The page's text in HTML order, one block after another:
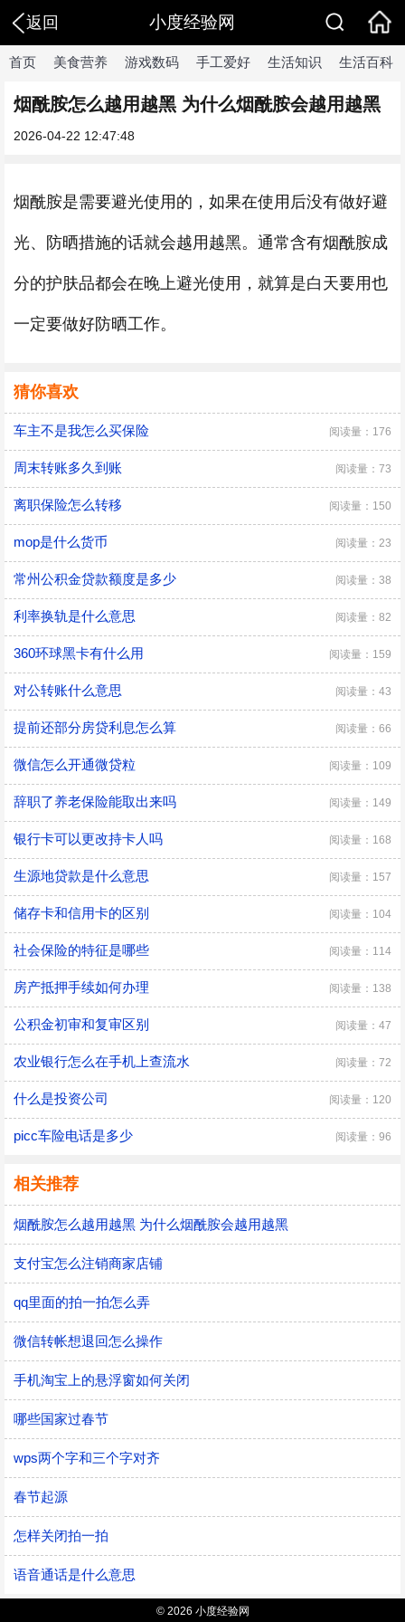
返回 小度经验网
首页 美食营养 游戏数码 手工爱好 生活知识 生活百科
烟酰胺怎么越用越黑 为什么烟酰胺会越用越黑
2026-04-22 12:47:48
烟酰胺是需要避光使用的，如果在使用后没有做好避
光、防晒措施的话就会越用越黑。通常含有烟酰胺成
分的护肤品都会在晚上避光使用，就算是白天要用也
一定要做好防晒工作。
猜你喜欢
车主不是我怎么买保险 阅读量：176
周末转账多久到账 阅读量：73
离职保险怎么转移 阅读量：150
mop是什么货币 阅读量：23
常州公积金贷款额度是多少 阅读量：38
利率换轨是什么意思 阅读量：82
360环球黑卡有什么用 阅读量：159
对公转账什么意思 阅读量：43
提前还部分房贷利息怎么算 阅读量：66
微信怎么开通微贷粒 阅读量：109
辞职了养老保险能取出来吗 阅读量：149
银行卡可以更改持卡人吗 阅读量：168
生源地贷款是什么意思 阅读量：157
储存卡和信用卡的区别 阅读量：104
社会保险的特征是哪些 阅读量：114
房产抵押手续如何办理 阅读量：138
公积金初审和复审区别 阅读量：47
农业银行怎么在手机上查流水 阅读量：72
什么是投资公司 阅读量：120
picc车险电话是多少 阅读量：96
相关推荐
烟酰胺怎么越用越黑 为什么烟酰胺会越用越黑
支付宝怎么注销商家店铺
qq里面的拍一拍怎么弄
微信转帐想退回怎么操作
手机淘宝上的悬浮窗如何关闭
哪些国家过春节
wps两个字和三个字对齐
春节起源
怎样关闭拍一拍
语音通话是什么意思
© 2026 小度经验网